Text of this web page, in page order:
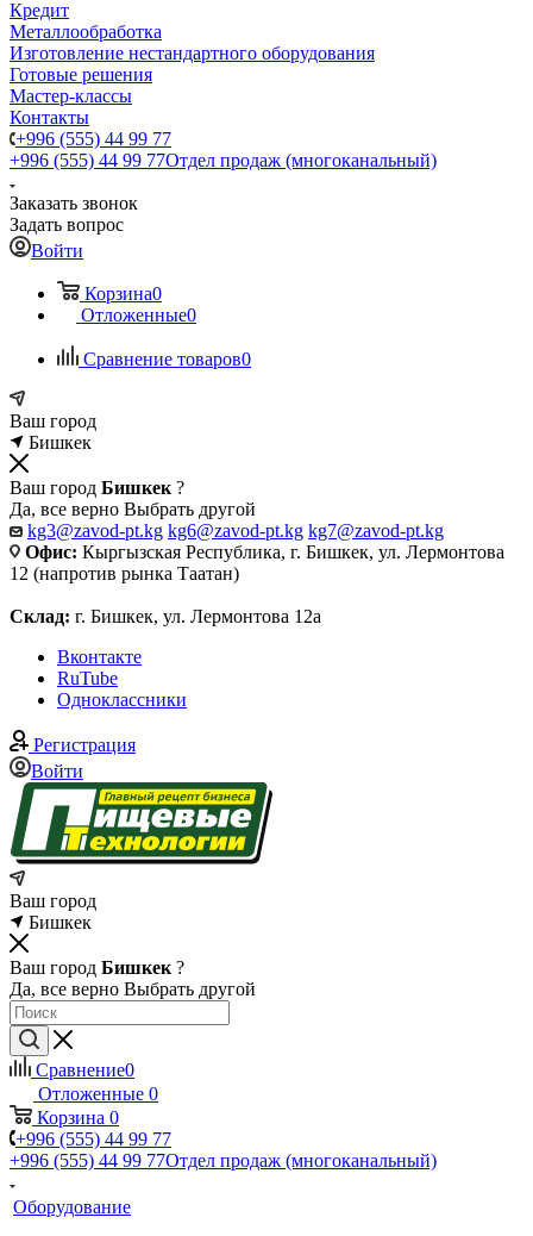
Кредит
Металлообработка
Изготовление нестандартного оборудования
Готовые решения
Мастер-классы
Контакты
+996 (555) 44 99 77
+996 (555) 44 99 77Отдел продаж (многоканальный)
Заказать звонок
Задать вопрос
Войти
Корзина0
Отложенные0
Сравнение товаров0
Ваш город
Бишкек
Ваш город Бишкек ?
Да, все верно Выбрать другой
kg3@zavod-pt.kg kg6@zavod-pt.kg kg7@zavod-pt.kg
Офис: Кыргызская Республика, г. Бишкек, ул. Лермонтова
12 (напротив рынка Таатан)
Склад: г. Бишкек, ул. Лермонтова 12а
Вконтакте
RuTube
Одноклассники
Регистрация
Войти
Ваш город
Бишкек
Ваш город Бишкек ?
Да, все верно Выбрать другой
Сравнение0
Отложенные 0
Корзина 0
+996 (555) 44 99 77
+996 (555) 44 99 77Отдел продаж (многоканальный)
Оборудование